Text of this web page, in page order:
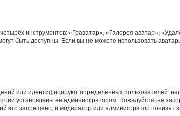
инструментов: «Граватар», «Галерея аватар»,
быть доступны. Если вы не можете использовать
или идентифицируют определённых пользователей:
установлены её администратором. Пожалуйста, не
запрещено, и модератор или администратор понизят